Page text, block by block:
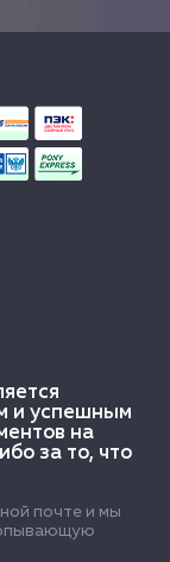
и успешным
на
за то, что
почте и мы